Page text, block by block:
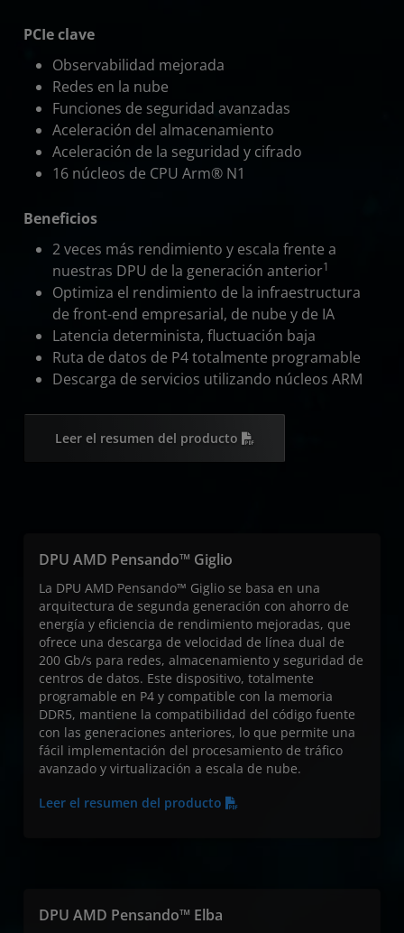
PCIe clave
Observabilidad mejorada
Redes en la nube
Funciones de seguridad avanzadas
Aceleración del almacenamiento
Aceleración de la seguridad y cifrado
16 núcleos de CPU Arm® N1
Beneficios
2 veces más rendimiento y escala frente a
nuestras DPU de la generación anterior1
Optimiza el rendimiento de la infraestructura
de front-end empresarial, de nube y de IA
Latencia determinista, fluctuación baja
Ruta de datos de P4 totalmente programable
Descarga de servicios utilizando núcleos ARM
Leer el resumen del producto
DPU AMD Pensando™ Giglio
La DPU AMD Pensando™ Giglio se basa en una
arquitectura de segunda generación con ahorro de
energía y eficiencia de rendimiento mejoradas, que
ofrece una descarga de velocidad de línea dual de
200 Gb/s para redes, almacenamiento y seguridad de
centros de datos. Este dispositivo, totalmente
programable en P4 y compatible con la memoria
DDR5, mantiene la compatibilidad del código fuente
con las generaciones anteriores, lo que permite una
fácil implementación del procesamiento de tráfico
avanzado y virtualización a escala de nube.
Leer el resumen del producto
DPU AMD Pensando™ Elba